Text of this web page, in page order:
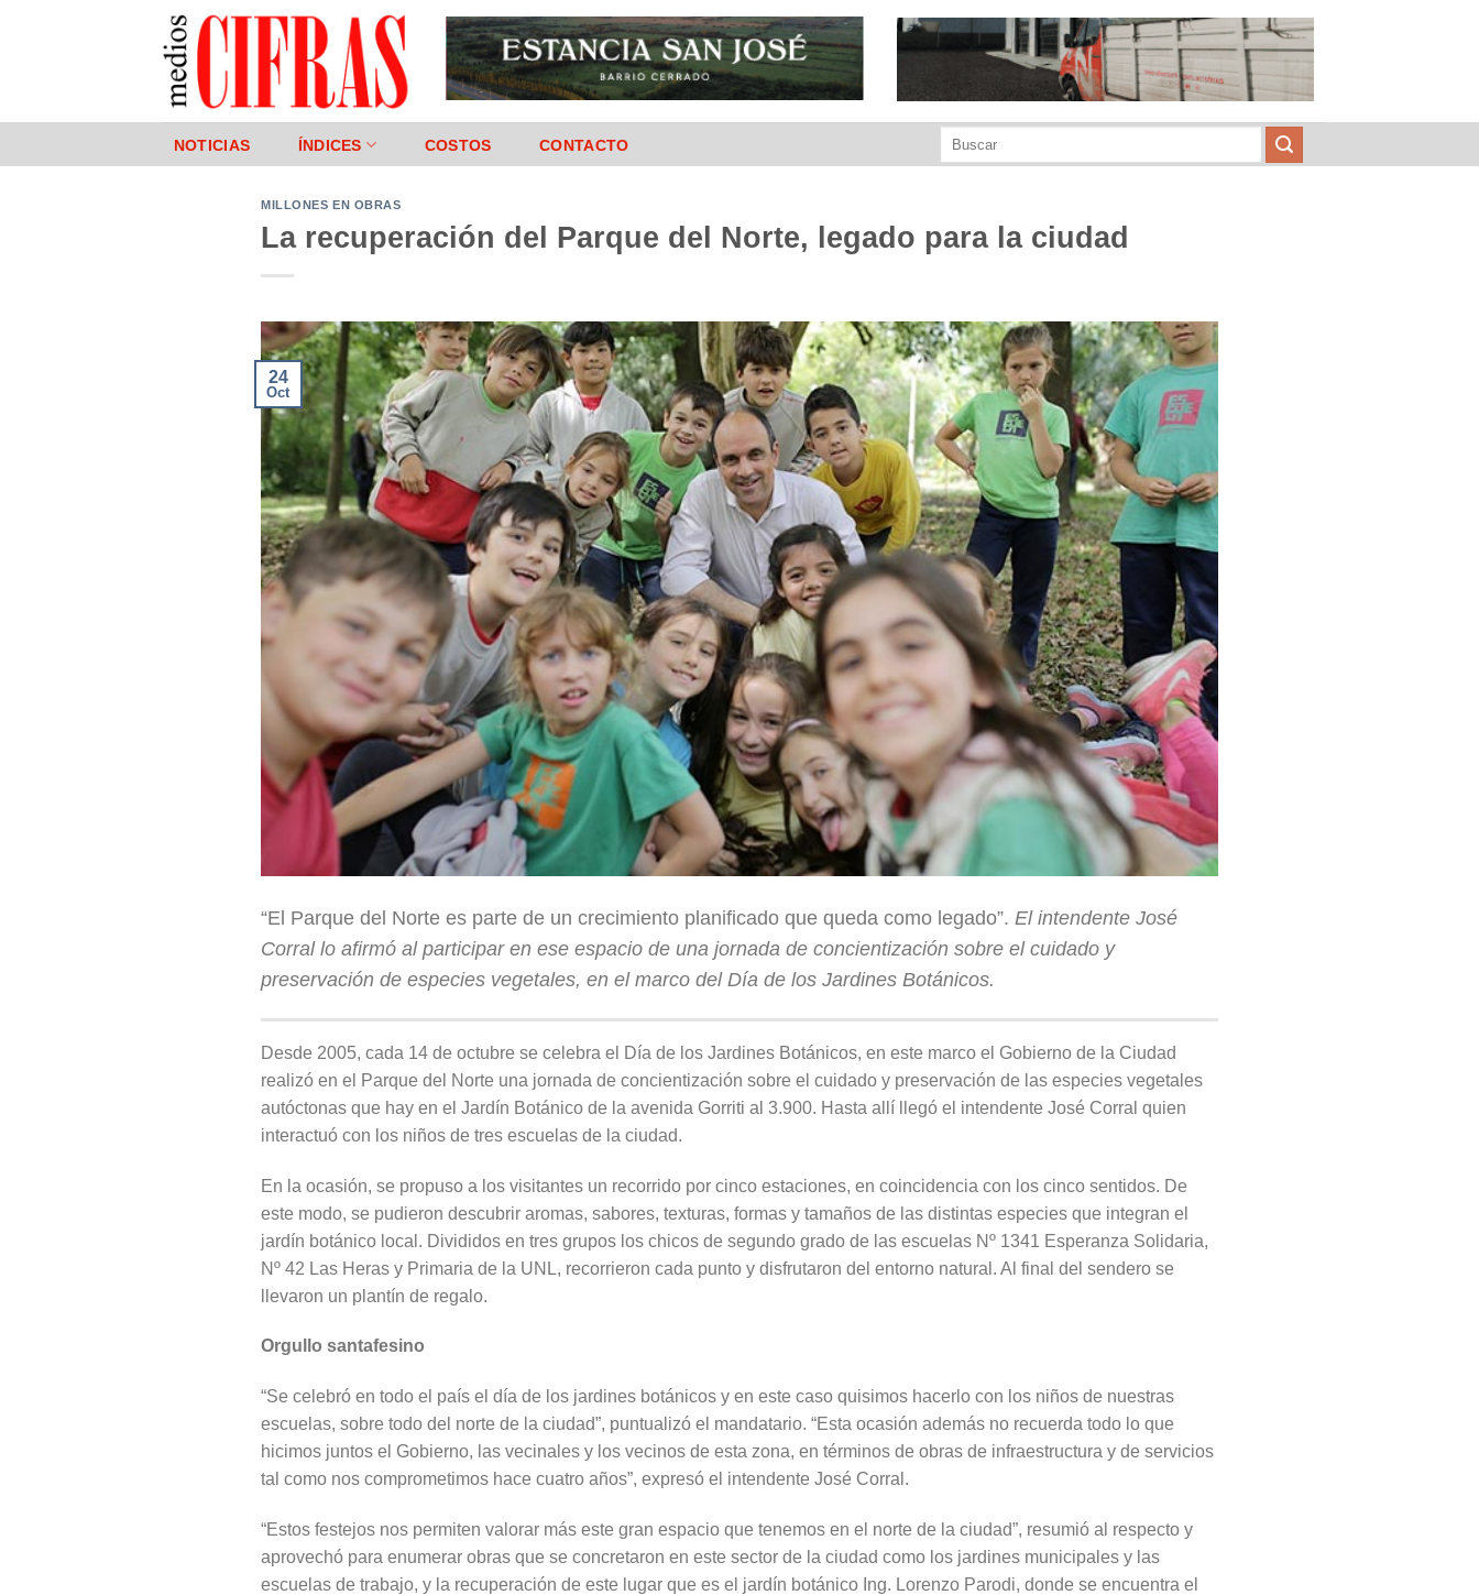
NOTICIAS ÍNDICES COSTOS CONTACTO
MILLONES EN OBRAS
La recuperación del Parque del Norte, legado para la ciudad
24
Oct
“El Parque del Norte es parte de un crecimiento planificado que queda como legado”. El intendente José
Corral lo afirmó al participar en ese espacio de una jornada de concientización sobre el cuidado y
preservación de especies vegetales, en el marco del Día de los Jardines Botánicos.
Desde 2005, cada 14 de octubre se celebra el Día de los Jardines Botánicos, en este marco el Gobierno de la Ciudad
realizó en el Parque del Norte una jornada de concientización sobre el cuidado y preservación de las especies vegetales
autóctonas que hay en el Jardín Botánico de la avenida Gorriti al 3.900. Hasta allí llegó el intendente José Corral quien
interactuó con los niños de tres escuelas de la ciudad.
En la ocasión, se propuso a los visitantes un recorrido por cinco estaciones, en coincidencia con los cinco sentidos. De
este modo, se pudieron descubrir aromas, sabores, texturas, formas y tamaños de las distintas especies que integran el
jardín botánico local. Divididos en tres grupos los chicos de segundo grado de las escuelas Nº 1341 Esperanza Solidaria,
Nº 42 Las Heras y Primaria de la UNL, recorrieron cada punto y disfrutaron del entorno natural. Al final del sendero se
llevaron un plantín de regalo.
Orgullo santafesino
“Se celebró en todo el país el día de los jardines botánicos y en este caso quisimos hacerlo con los niños de nuestras
escuelas, sobre todo del norte de la ciudad”, puntualizó el mandatario. “Esta ocasión además no recuerda todo lo que
hicimos juntos el Gobierno, las vecinales y los vecinos de esta zona, en términos de obras de infraestructura y de servicios
tal como nos comprometimos hace cuatro años”, expresó el intendente José Corral.
“Estos festejos nos permiten valorar más este gran espacio que tenemos en el norte de la ciudad”, resumió al respecto y
aprovechó para enumerar obras que se concretaron en este sector de la ciudad como los jardines municipales y las
escuelas de trabajo, y la recuperación de este lugar que es el jardín botánico Ing. Lorenzo Parodi, donde se encuentra el